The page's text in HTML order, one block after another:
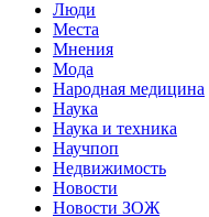
Люди
Места
Мнения
Мода
Народная медицина
Наука
Наука и техника
Научпоп
Недвижимость
Новости
Новости ЗОЖ